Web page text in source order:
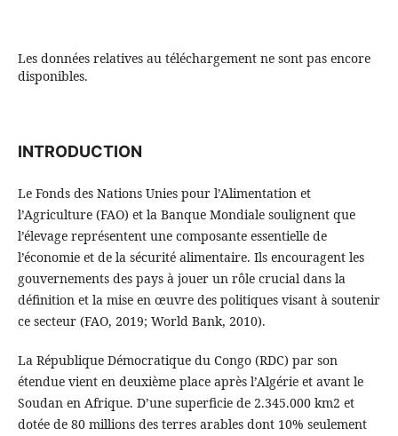
Les données relatives au téléchargement ne sont pas encore
disponibles.
INTRODUCTION
Le Fonds des Nations Unies pour l’Alimentation et
l’Agriculture (FAO) et la Banque Mondiale soulignent que
l’élevage représentent une composante essentielle de
l’économie et de la sécurité alimentaire. Ils encouragent les
gouvernements des pays à jouer un rôle crucial dans la
définition et la mise en œuvre des politiques visant à soutenir
ce secteur (FAO, 2019; World Bank, 2010).
La République Démocratique du Congo (RDC) par son
étendue vient en deuxième place après l’Algérie et avant le
Soudan en Afrique. D’une superficie de 2.345.000 km2 et
dotée de 80 millions des terres arables dont 10% seulement